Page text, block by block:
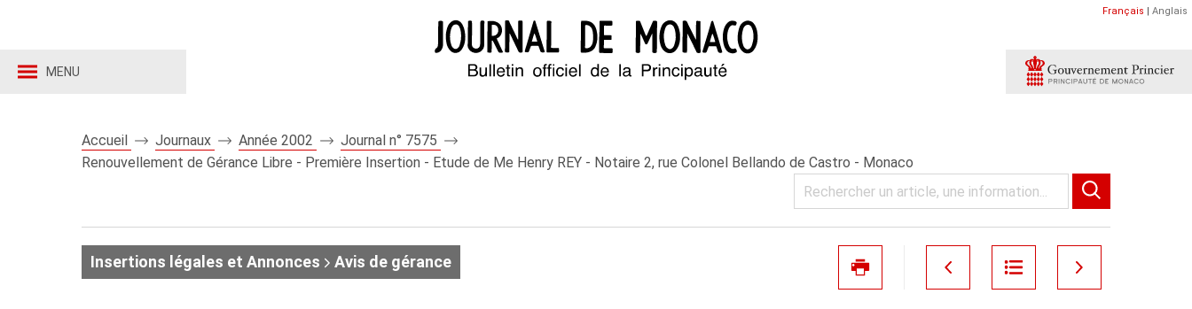
MENU
Français | Anglais
Accueil Journaux Année 2002
Journal n° 7575
Renouvellement de Gérance Libre - Première Insertion - Etude de Me Henry REY - Notaire 2, rue Colonel Bellando de Castro - Monaco
Insertions légales et Annonces Avis de gérance